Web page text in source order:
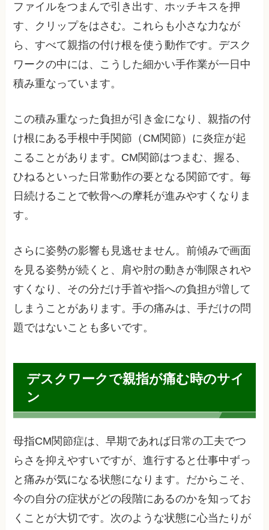
ファイルをつまんで引き出す、ホッチキスを押
す、クリップをはさむ。これらも小さな力なが
ら、すべて親指の付け根を使う動作です。デスク
ワークの中には、こうした細かい手作業が一日中
積み重なっています。
この積み重なった負担が引き金になり、親指の付
け根にある手根中手関節（CM関節）に炎症が起
こることがあります。CM関節はつまむ、握る、
ひねるといった日常動作の要となる関節です。毎
日続けることで軟骨への摩耗が進みやすくなりま
す。
さらに姿勢の影響も見逃せません。前傾みで画面
を見る姿勢が続くと、肩や肘の動きが制限されや
すくなり、その分だけ手首や指への負担が増して
しまうことがあります。手の痛みは、手だけの問
題ではないことも多いです。
デスクワークで親指が痛む時のサイ
ン
母指CM関節症は、早期であれば日常の工夫でつ
らさを抑えやすいですが、進行すると仕事中ずっ
と痛みが気になる状態になります。だからこそ、
今の自分の症状がどの段階にあるのかを知ってお
くことが大切です。次のような状態に心当たりが